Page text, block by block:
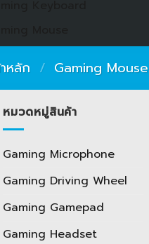
หลัก / Gaming Mouse
หมวดหมู่สินค้า
Gaming Microphone
Gaming Driving Wheel
Gaming Gamepad
Gaming Headset